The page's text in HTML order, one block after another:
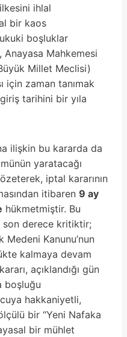
ihlal
bir kaos
boşluklar
Mahkemesi
Millet Meclisi)
için zaman tanımak
tarihini bir yıla
ilişkin bu kararda da
yaratacağı
iptal kararının
itibaren 9 ay
hükmetmiştir. Bu
son derece kritiktir;
Kanunu’nun
kalmaya devam
açıklandığı gün
boşluğu
hakkaniyetli,
bir “Yeni Nafaka
bir mühlet